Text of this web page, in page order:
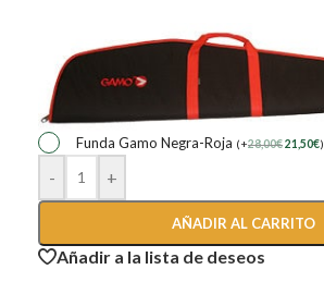
Funda Gamo Negra-Roja (+28,00€21,50€)
- +
AÑADIR AL CARRITO
Añadir a la lista de deseos